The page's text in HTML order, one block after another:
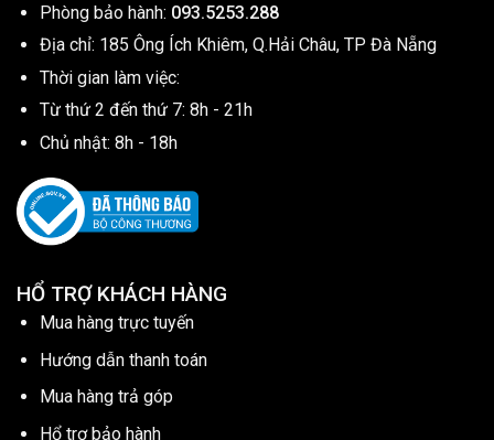
Phòng bảo hành: 093.5253.288
Địa chỉ: 185 Ông Ích Khiêm, Q.Hải Châu, TP Đà Nẵng
Thời gian làm việc:
Từ thứ 2 đến thứ 7: 8h - 21h
Chủ nhật: 8h - 18h
HỔ TRỢ KHÁCH HÀNG
Mua hàng trực tuyến
Hướng dẫn thanh toán
Mua hàng trả góp
Hổ trợ bảo hành